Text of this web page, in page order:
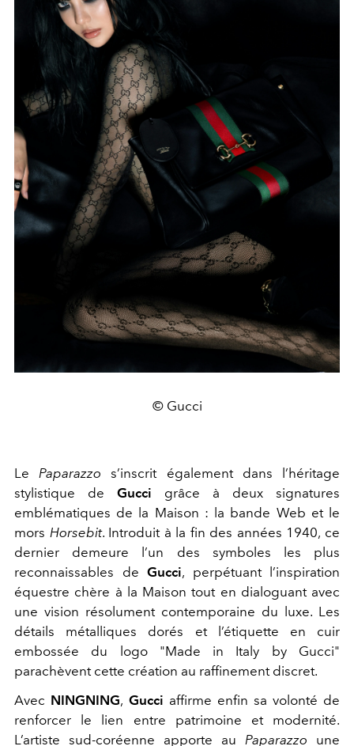
© Gucci
Le Paparazzo s’inscrit également dans l’héritage
stylistique de Gucci grâce à deux signatures
emblématiques de la Maison : la bande Web et le
mors Horsebit. Introduit à la fin des années 1940, ce
dernier demeure l’un des symboles les plus
reconnaissables de Gucci, perpétuant l’inspiration
équestre chère à la Maison tout en dialoguant avec
une vision résolument contemporaine du luxe. Les
détails métalliques dorés et l’étiquette en cuir
embossée du logo "Made in Italy by Gucci"
parachèvent cette création au raffinement discret.
Avec NINGNING, Gucci affirme enfin sa volonté de
renforcer le lien entre patrimoine et modernité.
L’artiste sud-coréenne apporte au Paparazzo une